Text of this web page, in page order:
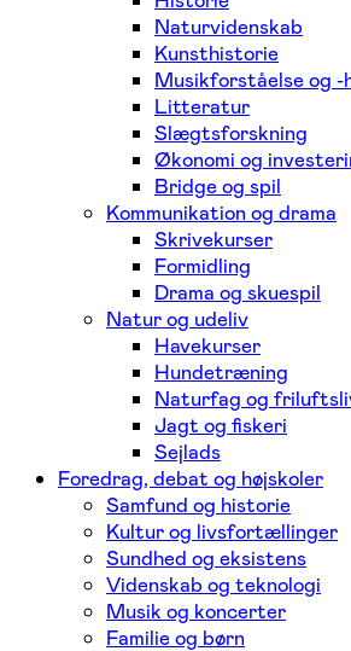
Naturvidenskab
Kunsthistorie
Musikforståelse og
Litteratur
Slægtsforskning
Økonomi og
Bridge og spil
Kommunikation og drama
Skrivekurser
Formidling
Drama og skuespil
Natur og udeliv
Havekurser
Hundetræning
Naturfag og
Jagt og fiskeri
Sejlads
Foredrag, debat og højskoler
Samfund og historie
Kultur og livsfortællinger
Sundhed og eksistens
Videnskab og teknologi
Musik og koncerter
Familie og børn